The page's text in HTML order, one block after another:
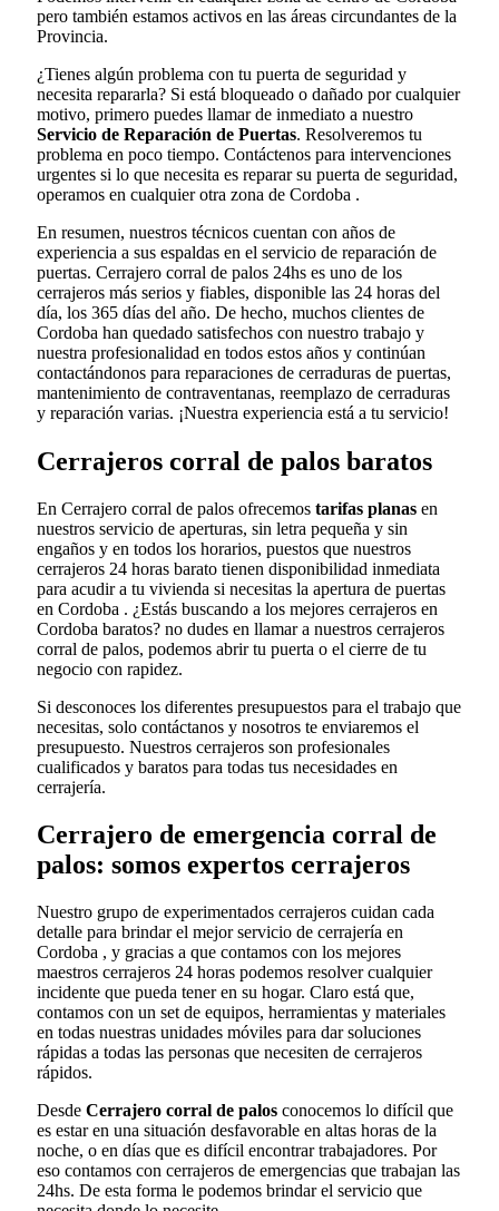
pero también estamos activos en las áreas circundantes de la
Provincia.
¿Tienes algún problema con tu puerta de seguridad y
necesita repararla? Si está bloqueado o dañado por cualquier
motivo, primero puedes llamar de inmediato a nuestro
Servicio de Reparación de Puertas. Resolveremos tu
problema en poco tiempo. Contáctenos para intervenciones
urgentes si lo que necesita es reparar su puerta de seguridad,
operamos en cualquier otra zona de Cordoba .
En resumen, nuestros técnicos cuentan con años de
experiencia a sus espaldas en el servicio de reparación de
puertas. Cerrajero corral de palos 24hs es uno de los
cerrajeros más serios y fiables, disponible las 24 horas del
día, los 365 días del año. De hecho, muchos clientes de
Cordoba han quedado satisfechos con nuestro trabajo y
nuestra profesionalidad en todos estos años y continúan
contactándonos para reparaciones de cerraduras de puertas,
mantenimiento de contraventanas, reemplazo de cerraduras
y reparación varias. ¡Nuestra experiencia está a tu servicio!
Cerrajeros corral de palos baratos
En Cerrajero corral de palos ofrecemos tarifas planas en
nuestros servicio de aperturas, sin letra pequeña y sin
engaños y en todos los horarios, puestos que nuestros
cerrajeros 24 horas barato tienen disponibilidad inmediata
para acudir a tu vivienda si necesitas la apertura de puertas
en Cordoba . ¿Estás buscando a los mejores cerrajeros en
Cordoba baratos? no dudes en llamar a nuestros cerrajeros
corral de palos, podemos abrir tu puerta o el cierre de tu
negocio con rapidez.
Si desconoces los diferentes presupuestos para el trabajo que
necesitas, solo contáctanos y nosotros te enviaremos el
presupuesto. Nuestros cerrajeros son profesionales
cualificados y baratos para todas tus necesidades en
cerrajería.
Cerrajero de emergencia corral de
palos: somos expertos cerrajeros
Nuestro grupo de experimentados cerrajeros cuidan cada
detalle para brindar el mejor servicio de cerrajería en
Cordoba , y gracias a que contamos con los mejores
maestros cerrajeros 24 horas podemos resolver cualquier
incidente que pueda tener en su hogar. Claro está que,
contamos con un set de equipos, herramientas y materiales
en todas nuestras unidades móviles para dar soluciones
rápidas a todas las personas que necesiten de cerrajeros
rápidos.
Desde Cerrajero corral de palos conocemos lo difícil que
es estar en una situación desfavorable en altas horas de la
noche, o en días que es difícil encontrar trabajadores. Por
eso contamos con cerrajeros de emergencias que trabajan las
24hs. De esta forma le podemos brindar el servicio que